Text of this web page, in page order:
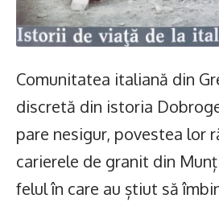
Comunitatea italiană din
discretă din istoria
pare nesigur, povestea lor
carierele de granit din
felul în care au știut să